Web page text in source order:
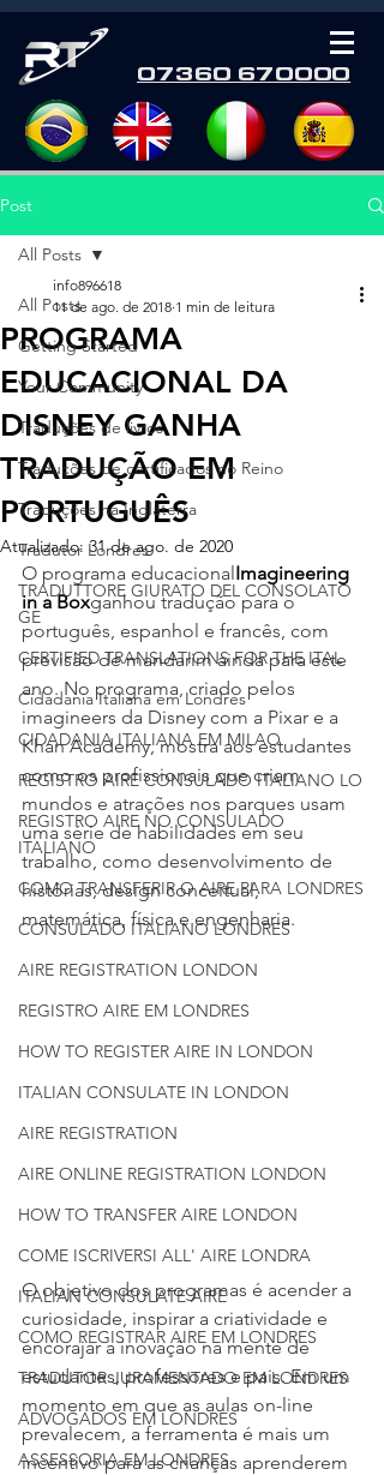
07360 670000
Post
All Posts
Getting Started
Your Community
Traduções de livros
Traduções de certificados no Reino
Traduções na Inglaterra
Tradutor Londres
TRADUTTORE GIURATO DEL CONSOLATO
GE
CERTIFIED TRANSLATIONS FOR THE ITAL
Cidadania Italiana em Londres
CIDADANIA ITALIANA EM MILAO
REGISTRO AIRE CONSULADO ITALIANO LO
REGISTRO AIRE NO CONSULADO
ITALIANO
COMO TRANSFERIR O AIRE PARA LONDRES
CONSULADO ITALIANO LONDRES
AIRE REGISTRATION LONDON
REGISTRO AIRE EM LONDRES
HOW TO REGISTER AIRE IN LONDON
ITALIAN CONSULATE IN LONDON
AIRE REGISTRATION
AIRE ONLINE REGISTRATION LONDON
HOW TO TRANSFER AIRE LONDON
COME ISCRIVERSI ALL' AIRE LONDRA
ITALIAN CONSULATE AIRE
COMO REGISTRAR AIRE EM LONDRES
TRADUTOR JURAMENTADO EM LONDRES
ADVOGADOS EM LONDRES
ASSESSORIA EM LONDRES
All Posts
PROGRAMA
EDUCACIONAL DA
DISNEY GANHA
TRADUÇÃO EM
PORTUGUÊS
info896618
11 de ago. de 2018 1 min de leitura
Atualizado: 31 de ago. de 2020
O programa educacionalImagineering
in a Boxganhou tradução para o
português, espanhol e francês, com
previsão de mandarim ainda para este
ano. No programa, criado pelos
imagineers da Disney com a Pixar e a
Khan Academy, mostra aos estudantes
como os profissionais que criam
mundos e atrações nos parques usam
uma série de habilidades em seu
trabalho, como desenvolvimento de
histórias, design conceitual,
matemática, física e engenharia.
O objetivo dos programas é acender a
curiosidade, inspirar a criatividade e
encorajar a inovação na mente de
estudantes, professores e pais. Em um
momento em que as aulas on-line
prevalecem, a ferramenta é mais um
incentivo para as crianças aprenderem